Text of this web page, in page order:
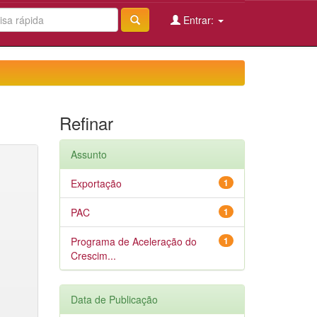
Entrar:
Refinar
Assunto
1
Exportação
1
PAC
1
Programa de Aceleração do
Crescim...
Data de Publicação